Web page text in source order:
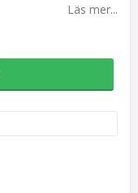
Läs mer...